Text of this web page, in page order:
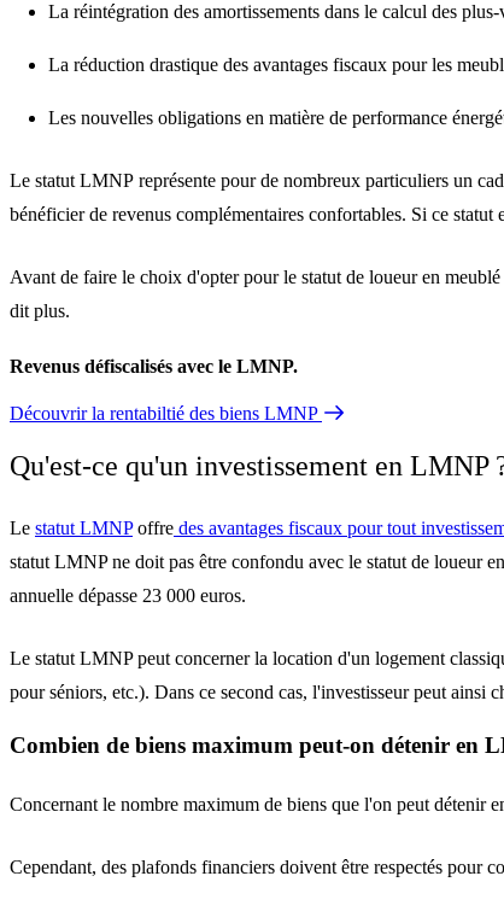
La réintégration des amortissements dans le calcul des
La réduction drastique des avantages fiscaux pour les
Les nouvelles obligations en matière de performance
Le statut LMNP représente pour de nombreux particuliers un
bénéficier de revenus complémentaires confortables. Si ce
Avant de faire le choix d'opter pour le statut de loueur en
dit plus.
Revenus défiscalisés avec le LMNP.
Découvrir la rentabiltié des biens LMNP
Qu'est-ce qu'un investissement en LMNP
Le statut LMNPoffre des avantages fiscaux pour tout
statut LMNP ne doit pas être confondu avec le statut de loueur
annuelle dépasse 23 000 euros.
Le statut LMNP peut concerner la location d'un logement
pour séniors, etc.). Dans ce second cas, l'investisseur peut ainsi
Combien de biens maximum peut-on détenir en
Concernant le nombre maximum de biens que l'on peut
Cependant, des plafonds financiers doivent être respectés pour